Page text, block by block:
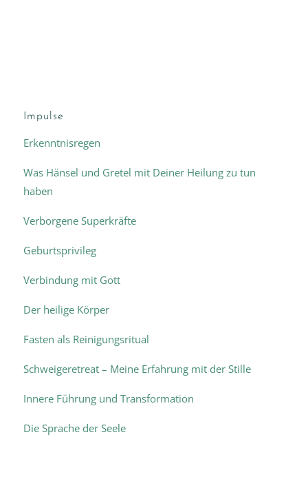
Impulse
Erkenntnisregen
Was Hänsel und Gretel mit Deiner Heilung zu tun
haben
Verborgene Superkräfte
Geburtsprivileg
Verbindung mit Gott
Der heilige Körper
Fasten als Reinigungsritual
Schweigeretreat – Meine Erfahrung mit der Stille
Innere Führung und Transformation
Die Sprache der Seele